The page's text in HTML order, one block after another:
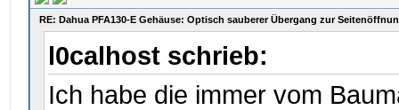
RE: Dahua PFA130-E Gehäuse: Optisch sauberer Übergang zur
l0calhost schrieb:
Ich habe die immer vom